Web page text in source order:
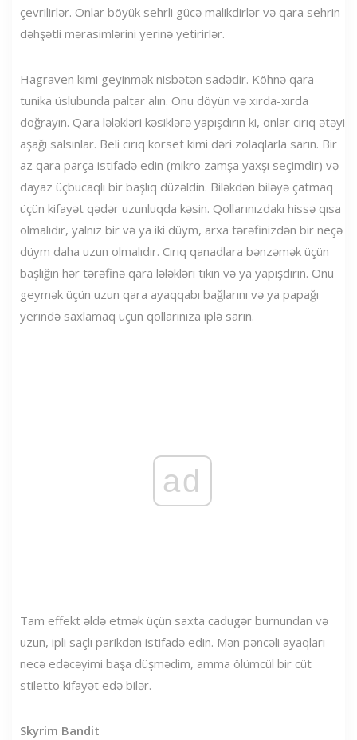
çevrilirlər. Onlar böyük sehrli gücə malikdirlər və qara sehrin
dəhşətli mərasimlərini yerinə yetirirlər.
Hagraven kimi geyinmək nisbətən sadədir. Köhnə qara
tunika üslubunda paltar alın. Onu döyün və xırda-xırda
doğrayın. Qara lələkləri kəsiklərə yapışdırın ki, onlar cırıq ətəyi
aşağı salsınlar. Beli cırıq korset kimi dəri zolaqlarla sarın. Bir
az qara parça istifadə edin (mikro zamşa yaxşı seçimdir) və
dayaz üçbucaqlı bir başlıq düzəldin. Biləkdən biləyə çatmaq
üçün kifayət qədər uzunluqda kəsin. Qollarınızdakı hissə qısa
olmalıdır, yalnız bir və ya iki düym, arxa tərəfinizdən bir neçə
düym daha uzun olmalıdır. Cırıq qanadlara bənzəmək üçün
başlığın hər tərəfinə qara lələkləri tikin və ya yapışdırın. Onu
geymək üçün uzun qara ayaqqabı bağlarını və ya papağı
yerində saxlamaq üçün qollarınıza iplə sarın.
ad
Tam effekt əldə etmək üçün saxta cadugər burnundan və
uzun, ipli saçlı parikdən istifadə edin. Mən pəncəli ayaqları
necə edəcəyimi başa düşmədim, amma ölümcül bir cüt
stiletto kifayət edə bilər.
Skyrim Bandit